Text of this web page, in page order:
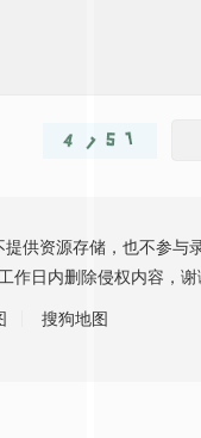
供资源存储，也不参与
日内删除侵权内容，谢
搜狗地图